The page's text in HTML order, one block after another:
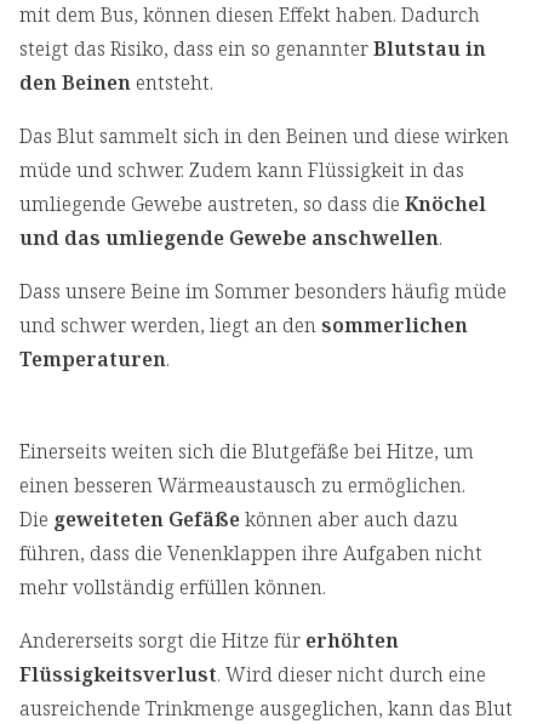
mit dem Bus, können diesen Effekt haben. Dadurch
steigt das Risiko, dass ein so genannterBlutstau in
den Beinen entsteht.
Das Blut sammelt sich in den Beinen und diese wirken
müde und schwer. Zudem kann Flüssigkeit in das
umliegende Gewebe austreten, so dass die Knöchel
und das umliegende Gewebe anschwellen.
Dass unsere Beine im Sommer besonders häufig müde
und schwer werden, liegt an densommerlichen
Temperaturen.
Einerseits weiten sich die Blutgefäße bei Hitze, um
einen besseren Wärmeaustausch zu ermöglichen.
Die geweiteten Gefäßekönnen aber auch dazu
führen, dass die Venenklappen ihre Aufgaben nicht
mehr vollständig erfüllen können.
Andererseits sorgt die Hitze für erhöhten
Flüssigkeitsverlust. Wird dieser nicht durch eine
ausreichende Trinkmenge ausgeglichen, kann das Blut